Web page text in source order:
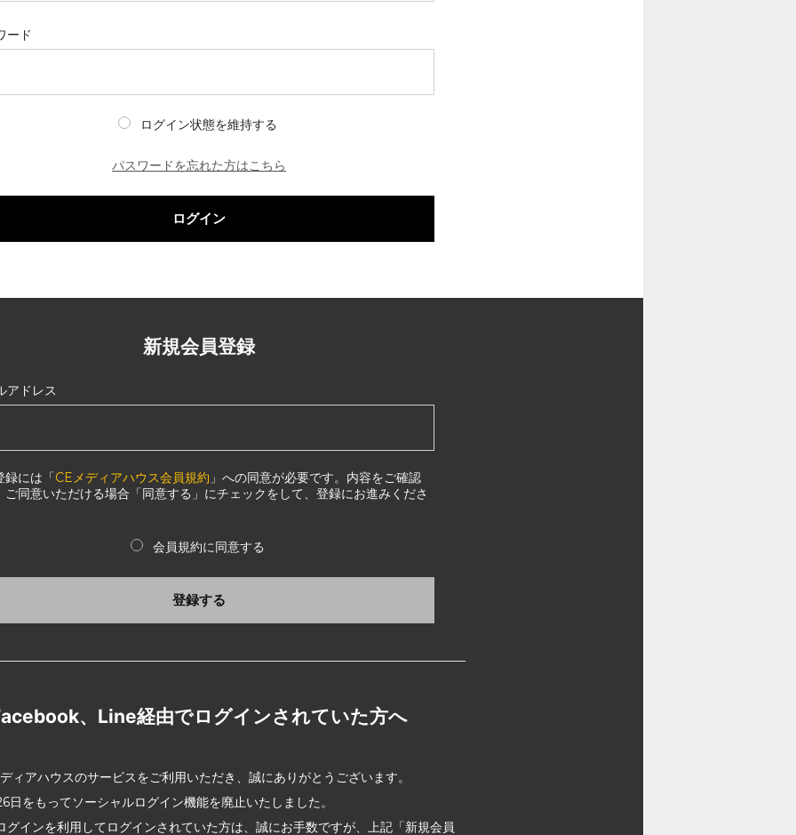
ード
ログイン状態を維持する
パスワードを忘れた方はこちら
ログイン
新規会員登録
アドレス
録には「CEメディアハウス会員規約 」への同意が必要です。内容をご確認
ご同意いただける場合「同意する」にチェックをして、登録にお進みくださ
会員規約に同意する
登録する
、Line経由でログインされていた方へ
ィアハウスのサービスをご利用いただき、誠にありがとうございます。
日をもってソーシャルログイン機能を廃止いたしました。
グインを利用してログインされていた方は、誠にお手数ですが、上記「新規会員